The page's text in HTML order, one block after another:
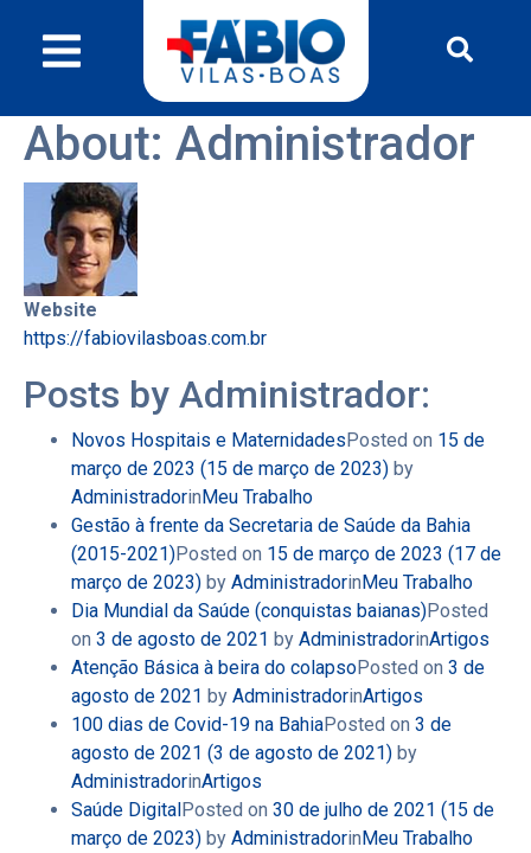
About: Administrador
Website
https://fabiovilasboas.com.br
Posts by Administrador:
Novos Hospitais e MaternidadesPosted on 15 de
março de 2023 (15 de março de 2023) by
AdministradorinMeu Trabalho
Gestão à frente da Secretaria de Saúde da Bahia
(2015-2021)Posted on 15 de março de 2023 (17 de
março de 2023) by AdministradorinMeu Trabalho
Dia Mundial da Saúde (conquistas baianas)Posted
on 3 de agosto de 2021 by AdministradorinArtigos
Atenção Básica à beira do colapsoPosted on 3 de
agosto de 2021 by AdministradorinArtigos
100 dias de Covid-19 na BahiaPosted on 3 de
agosto de 2021 (3 de agosto de 2021) by
AdministradorinArtigos
Saúde DigitalPosted on 30 de julho de 2021 (15 de
março de 2023) by AdministradorinMeu Trabalho